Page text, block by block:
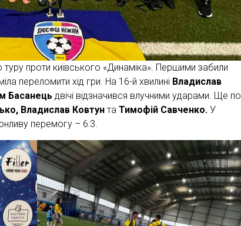
проти київського «Динаміка». Першими забили
переломити хід гри. На 16-й хвилині Владислав
Басанець двічі відзначився влучними ударами. Ще по
Владислав Ковтун та Тимофій Савченко. У
перемогу – 6:3.